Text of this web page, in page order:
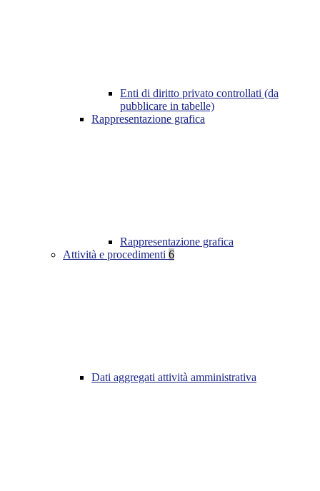
Enti di diritto privato controllati (da
pubblicare in tabelle)
Rappresentazione grafica
Rappresentazione grafica
Attività e procedimenti 6
Dati aggregati attività amministrativa